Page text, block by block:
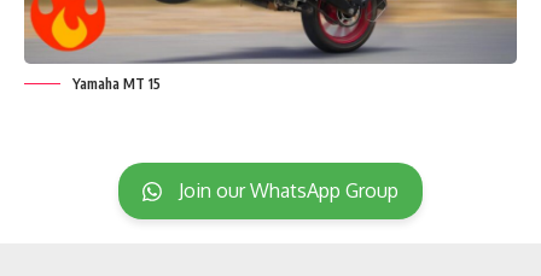
Yamaha MT 15
Join our WhatsApp Group